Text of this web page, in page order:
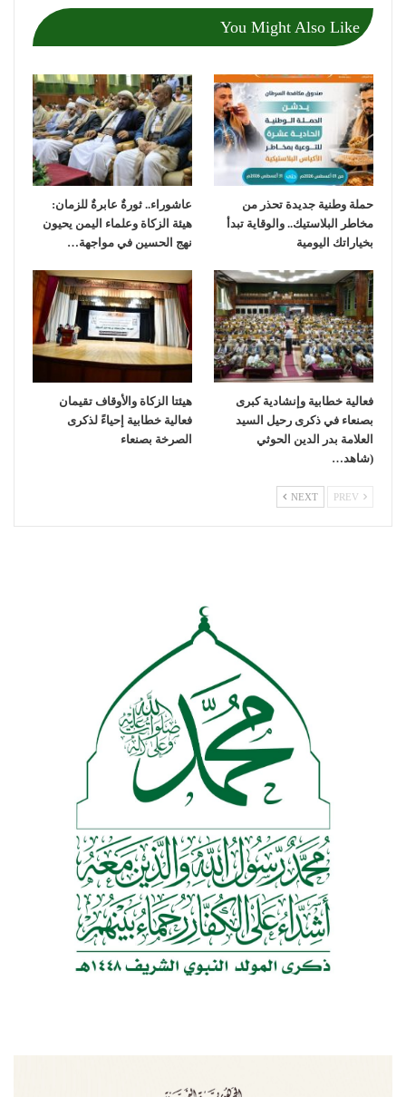
You Might Also Like
حملة وطنية جديدة تحذر من
مخاطر البلاستيك.. والوقاية تبدأ
بخياراتك اليومية
عاشوراء.. ثورةٌ عابرةٌ للزمان:
هيئة الزكاة وعلماء اليمن يحيون
نهج الحسين في مواجهة…
فعالية خطابية وإنشادية كبرى
بصنعاء في ذكرى رحيل السيد
العلامة بدر الدين الحوثي
(شاهد…
هيئتا الزكاة والأوقاف تقيمان
فعالية خطابية إحياءً لذكرى
الصرخة بصنعاء
NEXT